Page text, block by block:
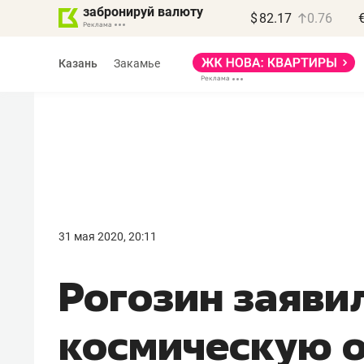
забронируй валюту $ 82.17 0.76
Казань Закамье
31 мая 2020, 20:11
Рогозин
космическую